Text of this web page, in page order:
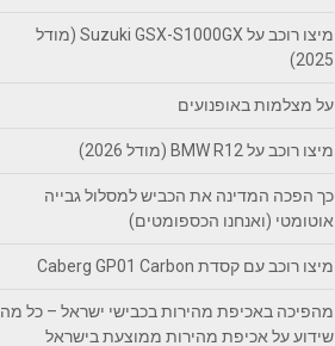
מיצו רוכב על Suzuki GSX-S1000GX (מודל
2025)
על מצלמות באופנועים
מיצו רוכב על BMW R12 (מודל 2026)
כך הפכה המדינה את הכביש למסלול גבייה
אוטומטי (ואנחנו הכספומטים)
מיצו רוכב עם קסדת Caberg GP01 Carbon
מהפיכה באכיפת מהירות בכבישי ישראל – כל מה
שידוע על אכיפת מהירות ממוצעת בישראל